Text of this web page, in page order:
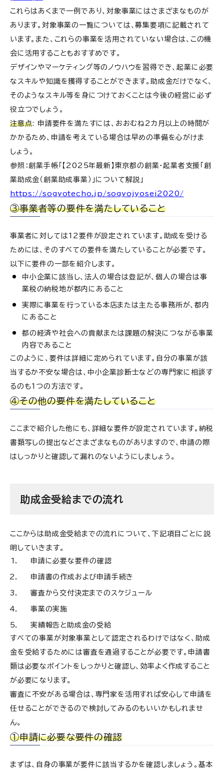
これらはあくまで一例であり、対象事業にはさまざまなものが
あります。対象事業の一覧については、募集要項に記載されて
います。また、これらの事業を活用されていない場合は、この機
会に活用することもおすすめです。
デザインやマーケティング等のノウハウを習得でき、起業に必要
なスキルや知識を獲得することができます。助成金だけでなく、
そのようなスキル等を身につけておくことは今後の経営に必ず
役立つでしょう。
注意点: 申請要件を満たすには、おおむね2カ月以上の時間が
かかるため、申請を考えている場合は早めの準備を心がけま
しょう。
参照：創業手帳「【2025年最新】東京都の創業・起業者支援「創
業助成金（創業助成事業）」について解説」
https://sogyotecho.jp/sogyojyosei2020/
③事業者等の要件を満たしていること
事業者に対しては12要件が設定されています。助成を受ける
ためには、そのすべての要件を満たしていることが必要です。
以下に要件の一部を紹介します。
中小企業に該当し、法人の場合は登記が、個人の場合は事
業税の納税地が都内にあること
実際に事業を行っている本店または主たる事務所が、都内
にあること
都の経済や社会への貢献または課題の解決につながる事業
内容であること
このように、要件は詳細に定められています。自分の事業が該
当するか不安な場合は、中小企業診断士などの専門家に相談す
るのも1つの方法です。
④その他の要件を満たしていること
ここまで紹介した他にも、詳細な要件が設定されています。納税
書類写しの提出などさまざまなものがありますので、申請の際
はしっかりと確認して漏れのないようにしましょう。
助成金受給までの流れ
ここからは助成金受給までの流れについて、下記項目ごとに説
明していきます。
申請に必要な要件の確認
申請書の作成および申請手続き
審査から交付決定までのスケジュール
事業の実施
実績報告と助成金の受給
すべての事業が対象事業として認定されるわけではなく、助成
金を受給するためには審査を通過することが必要です。申請書
類は必要なポイントをしっかりと確認し、効率よく作成すること
が必要になります。
審査に不安がある場合は、専門家を活用すれば安心して申請を
任せることができるので検討してみるのもいいかもしれませ
ん。
①申請に必要な要件の確認
まずは、自身の事業が要件に該当するかを確認しましょう。基本